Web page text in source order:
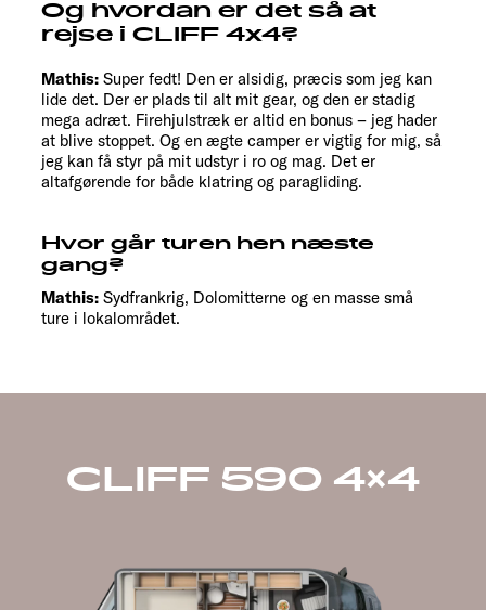
Og hvordan er det så at
rejse i CLIFF 4x4?
Mathis: Super fedt! Den er alsidig, præcis som jeg kan
lide det. Der er plads til alt mit gear, og den er stadig
mega adræt. Firehjulstræk er altid en bonus – jeg hader
at blive stoppet. Og en ægte camper er vigtig for mig, så
jeg kan få styr på mit udstyr i ro og mag. Det er
altafgørende for både klatring og paragliding.
Hvor går turen hen næste
gang?
Mathis: Sydfrankrig, Dolomitterne og en masse små
ture i lokalområdet.
CLIFF 590 4×4